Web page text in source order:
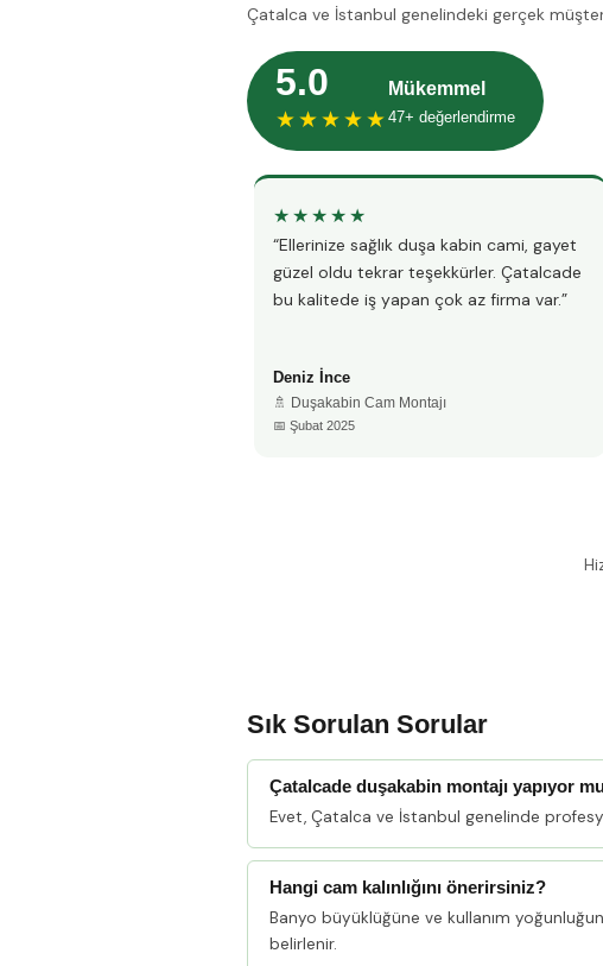
Çatalca ve İstanbul genelindeki gerçek
5.0
★★★★★
Mükemmel
47+ değerlendirme
★★★★★
“Ellerinize sağlık duşa kabin cami, gayet
güzel oldu tekrar teşekkürler. Çatalcade
bu kalitede iş yapan çok az firma var.”
Deniz İnce
🚿 Duşakabin Cam Montajı
📅 Şubat 2025
Sık Sorulan Sorular
Çatalcade duşakabin montajı yapıyor
Evet, Çatalca ve İstanbul genelinde
Hangi cam kalınlığını önerirsiniz?
Banyo büyüklüğüne ve kullanım
belirlenir.